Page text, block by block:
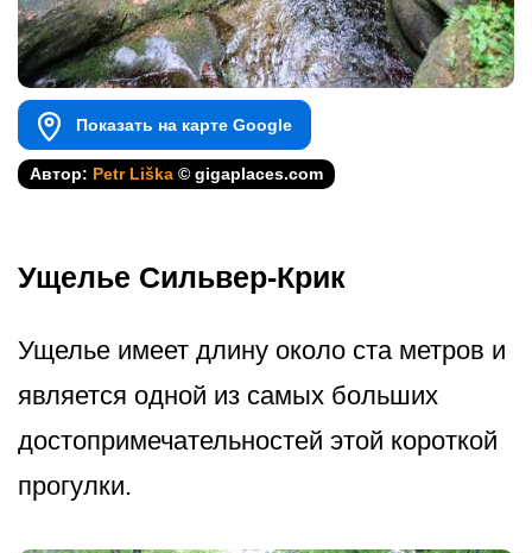
Показать на карте Google
Автор: Petr Liška © gigaplaces.com
Ущелье Сильвер-Крик
Ущелье имеет длину около ста метров и
является одной из самых больших
достопримечат­ельностей этой короткой
прогулки.